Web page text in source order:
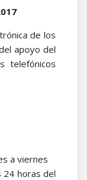
de los
apoyo del
telefónicos
a viernes
24 horas del